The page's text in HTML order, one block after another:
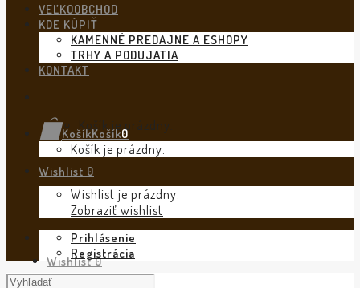
Košík je prázdny.
Wishlist 0
VEĽKOOBCHOD
KDE KÚPIŤ
KAMENNÉ PREDAJNE A ESHOPY
TRHY A PODUJATIA
KONTAKT
KošíkKošík0
Košík je prázdny.
Wishlist 0
Wishlist je prázdny.
Zobraziť wishlist
Prihlásenie
Registrácia